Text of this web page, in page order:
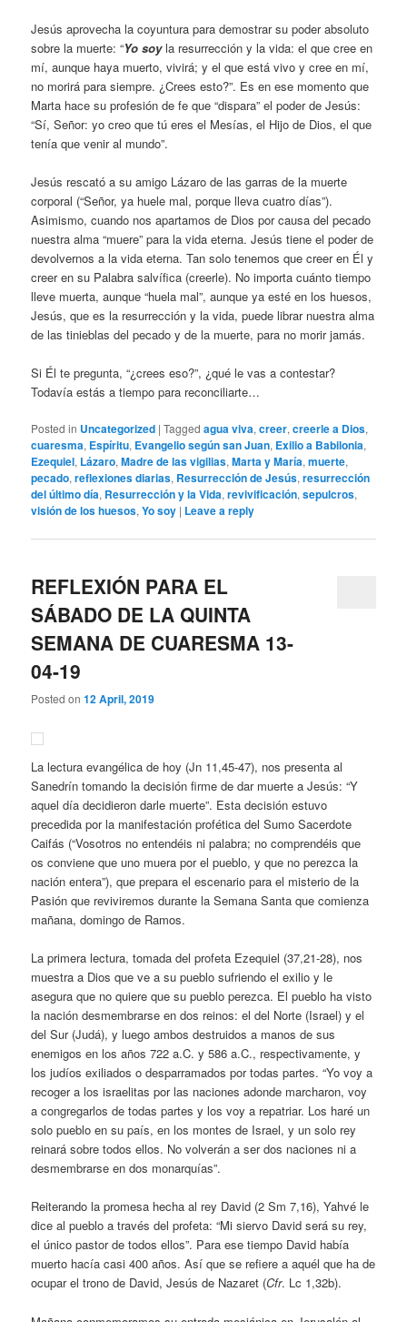
Jesús aprovecha la coyuntura para demostrar su poder absoluto
sobre la muerte: “Yo soyla resurrección y la vida: el que cree en
mí, aunque haya muerto, vivirá; y el que está vivo y cree en mí,
no morirá para siempre. ¿Crees esto?”. Es en ese momento que
Marta hace su profesión de fe que “dispara” el poder de Jesús:
“Sí, Señor: yo creo que tú eres el Mesías, el Hijo de Dios, el que
tenía que venir al mundo”.
Jesús rescató a su amigo Lázaro de las garras de la muerte
corporal (“Señor, ya huele mal, porque lleva cuatro días”).
Asimismo, cuando nos apartamos de Dios por causa del pecado
nuestra alma “muere” para la vida eterna. Jesús tiene el poder de
devolvernos a la vida eterna. Tan solo tenemos que creer en Él y
creer en su Palabra salvífica (creerle). No importa cuánto tiempo
lleve muerta, aunque “huela mal”, aunque ya esté en los huesos,
Jesús, que es la resurrección y la vida, puede librar nuestra alma
de las tinieblas del pecado y de la muerte, para no morir jamás.
Si Él te pregunta, “¿crees eso?”, ¿qué le vas a contestar?
Todavía estás a tiempo para reconciliarte…
Posted in Uncategorized |Tagged agua viva,creer,creerle a Dios,
cuaresma, Espíritu, Evangelio según san Juan, Exilio a Babilonia,
Ezequiel, Lázaro,Madre de las vigilias,Marta y María,muerte,
pecado,reflexiones diarias, Resurrección de Jesús,resurrección
del último día, Resurrección y la Vida,revivificación,sepulcros,
visión de los huesos,Yo soy | Leave a reply
REFLEXIÓN PARA EL
SÁBADO DE LA QUINTA
SEMANA DE CUARESMA 13-
04-19
Posted on12 April, 2019
La lectura evangélica de hoy (Jn 11,45-47), nos presenta al
Sanedrín tomando la decisión firme de dar muerte a Jesús: “Y
aquel día decidieron darle muerte”. Esta decisión estuvo
precedida por la manifestación profética del Sumo Sacerdote
Caifás (“Vosotros no entendéis ni palabra; no comprendéis que
os conviene que uno muera por el pueblo, y que no perezca la
nación entera”), que prepara el escenario para el misterio de la
Pasión que reviviremos durante la Semana Santa que comienza
mañana, domingo de Ramos.
La primera lectura, tomada del profeta Ezequiel (37,21-28), nos
muestra a Dios que ve a su pueblo sufriendo el exilio y le
asegura que no quiere que su pueblo perezca. El pueblo ha visto
la nación desmembrarse en dos reinos: el del Norte (Israel) y el
del Sur (Judá), y luego ambos destruidos a manos de sus
enemigos en los años 722 a.C. y 586 a.C., respectivamente, y
los judíos exiliados o desparramados por todas partes. “Yo voy a
recoger a los israelitas por las naciones adonde marcharon, voy
a congregarlos de todas partes y los voy a repatriar. Los haré un
solo pueblo en su país, en los montes de Israel, y un solo rey
reinará sobre todos ellos. No volverán a ser dos naciones ni a
desmembrarse en dos monarquías”.
Reiterando la promesa hecha al rey David (2 Sm 7,16), Yahvé le
dice al pueblo a través del profeta: “Mi siervo David será su rey,
el único pastor de todos ellos”. Para ese tiempo David había
muerto hacía casi 400 años. Así que se refiere a aquél que ha de
ocupar el trono de David, Jesús de Nazaret (Cfr. Lc 1,32b).